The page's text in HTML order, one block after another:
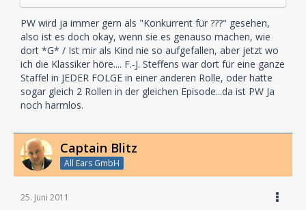
PW wird ja immer gern als "Konkurrent für ???" gesehen,
also ist es doch okay, wenn sie es genauso machen, wie
dort *G* / Ist mir als Kind nie so aufgefallen, aber jetzt wo
ich die Klassiker höre.... F.-J. Steffens war dort für eine ganze
Staffel in JEDER FOLGE in einer anderen Rolle, oder hatte
sogar gleich 2 Rollen in der gleichen Episode...da ist PW Ja
noch harmlos.
Captain Blitz
All Ears GmbH
25. Juni 2011